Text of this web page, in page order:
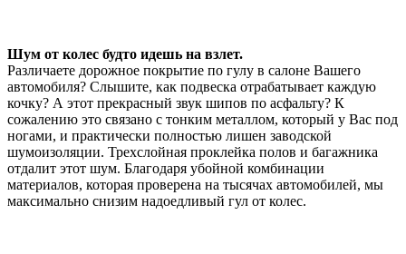
Шум от колес будто идешь на взлет.
Различаете дорожное покрытие по гулу в салоне Вашего
автомобиля? Слышите, как подвеска отрабатывает каждую
кочку? А этот прекрасный звук шипов по асфальту? К
сожалению это связано с тонким металлом, который у Вас под
ногами, и практически полностью лишен заводской
шумоизоляции. Трехслойная проклейка полов и багажника
отдалит этот шум. Благодаря убойной комбинации
материалов, которая проверена на тысячах автомобилей, мы
максимально снизим надоедливый гул от колес.